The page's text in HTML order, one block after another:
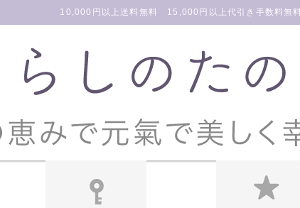
10,000円以上送料無料 15,000円以上代引き手数料無料